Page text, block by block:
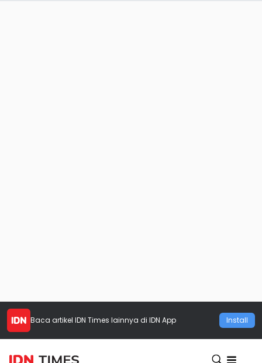
Baca artikel IDN Times lainnya di IDN App Install